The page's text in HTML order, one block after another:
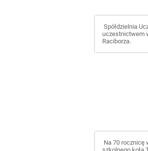
Spółdzielnia
uczestnictwem
Raciborza.
Na 70 rocznicę